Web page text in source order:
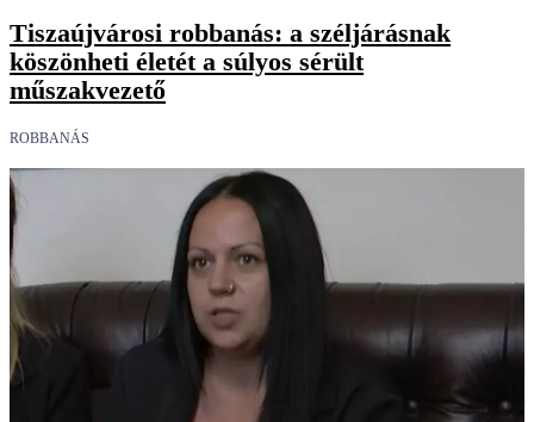
Tiszaújvárosi robbanás: a széljárásnak
köszönheti életét a súlyos sérült
műszakvezető
ROBBANÁS